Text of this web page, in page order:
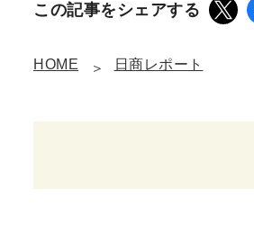
この記事をシェアする
HOME 日商レポート